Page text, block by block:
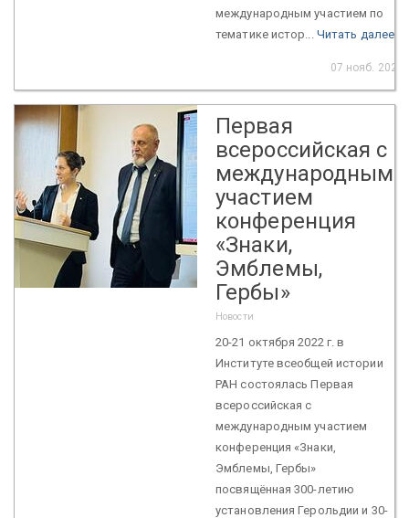
международным участием по
тематике истор... Читать далее
07 нояб. 2022
Первая
всероссийская с
международным
участием
конференция
«Знаки,
Эмблемы,
Гербы»
Новости
20-21 октября 2022 г. в
Институте всеобщей истории
РАН состоялась Первая
всероссийская с
международным участием
конференция «Знаки,
Эмблемы, Гербы»
посвящённая 300-летию
установления Герольдии и 30-